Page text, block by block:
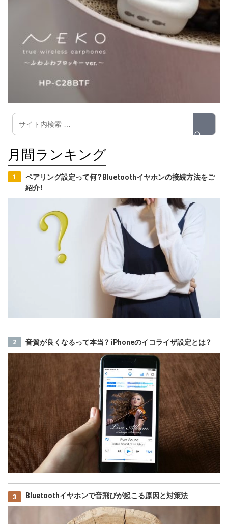
月間ランキング
ペアリング設定って何？Bluetoothイヤホンの接続方法をご
紹介！
音質が良くなるって本当？ iPhoneのイコライザ設定とは？
Bluetoothイヤホンで音飛びが起こる原因と対策法